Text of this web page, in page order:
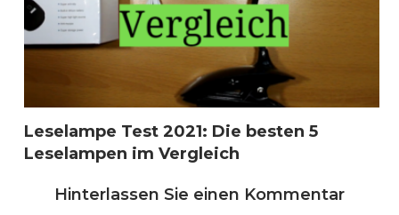
Leselampe Test 2021: Die besten 5
Leselampen im Vergleich
Hinterlassen Sie einen Kommentar